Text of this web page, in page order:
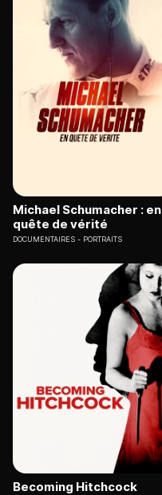
Michael Schumacher : en
quête de vérité
DOCUMENTAIRES PORTRAITS
Becoming Hitchcock